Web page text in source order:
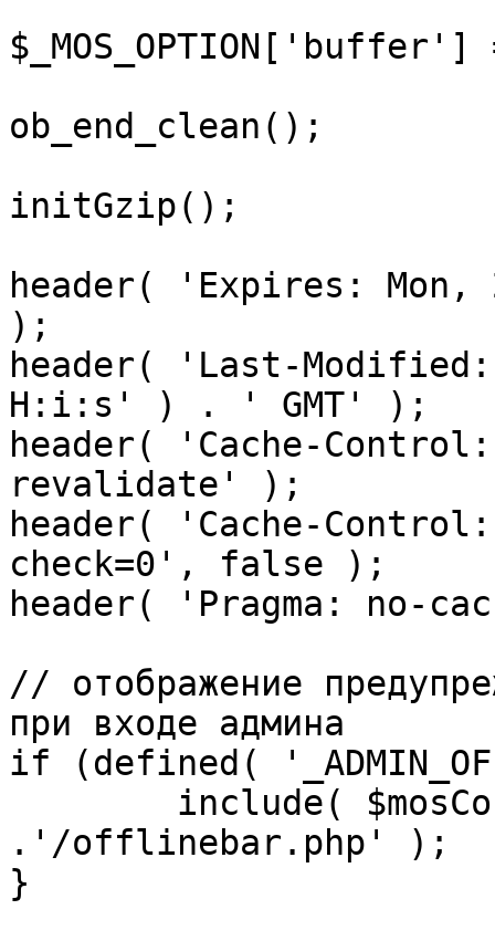
ob_end_clean();
initGzip();
header( 'Expires: Mon,
);
header( 'Last-
H:i:s' ) . ' GMT' );
header( 'Cache-
revalidate' );
header( 'Cache-
check=0', false );
header( 'Pragma: no-
// отображение
при входе админа
if (defined(
.'/offlinebar.php' );
}